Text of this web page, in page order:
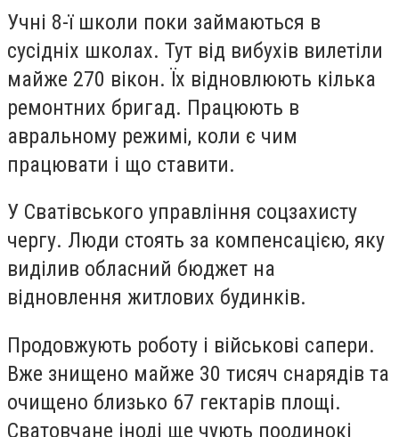
Учні 8-ї школи поки займаються в
сусідніх школах. Тут від вибухів вилетіли
майже 270 вікон. Їх відновлюють кілька
ремонтних бригад. Працюють в
авральному режимі, коли є чим
працювати і що ставити.
У Сватівського управління соцзахисту
чергу. Люди стоять за компенсацією, яку
виділив обласний бюджет на
відновлення житлових будинків.
Продовжують роботу і військові сапери.
Вже знищено майже 30 тисяч снарядів та
очищено близько 67 гектарів площі.
Сватовчане іноді ще чують поодинокі